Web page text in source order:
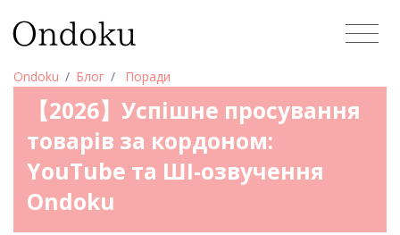
Ondoku Блог Поради
【2026】Успішне просування
товарів за кордоном:
YouTube та ШІ-озвучення
Ondoku